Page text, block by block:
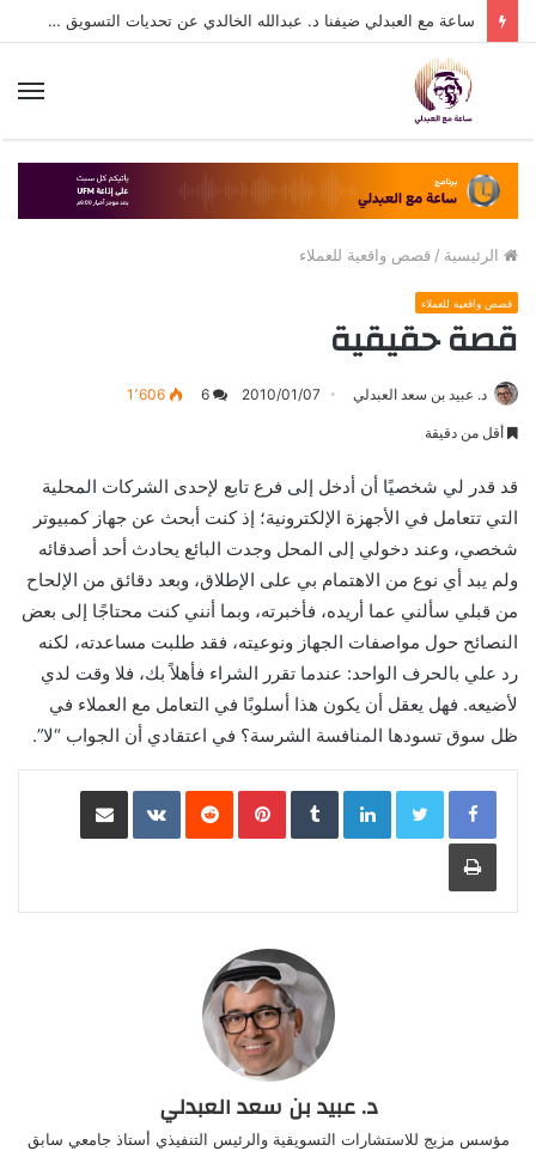
ساعة مع العبدلي ضيفنا د. عبدالله الخالدي عن تحديات التسويق في القطاع الثالث مع د. عبيد العبدلي
الرئيسية / قصص واقعية للعملاء
قصص واقعية للعملاء
قصة حقيقية
د. عبيد بن سعد العبدلي 2010/01/07
6 1٬606
أقل من دقيقة
قد قدر لي شخصيًا أن أدخل إلى فرع تابع لإحدى الشركات المحلية
التي تتعامل في الأجهزة الإلكترونية؛ إذ كنت أبحث عن جهاز كمبيوتر
شخصي، وعند دخولي إلى المحل وجدت البائع يحادث أحد أصدقائه
ولم يبد أي نوع من الاهتمام بي على الإطلاق، وبعد دقائق من الإلحاح
من قبلي سألني عما أريده، فأخبرته، وبما أنني كنت محتاجًا إلى بعض
النصائح حول مواصفات الجهاز ونوعيته، فقد طلبت مساعدته، لكنه
رد علي بالحرف الواحد: عندما تقرر الشراء فأهلاً بك، فلا وقت لدي
لأضيعه. فهل يعقل أن يكون هذا أسلوبًا في التعامل مع العملاء في
ظل سوق تسودها المنافسة الشرسة؟ في اعتقادي أن الجواب “لا”‍‍.
LinkedIn
Pinterest مشاركة عبر البريد
طباعة
د. عبيد بن سعد العبدلي
مؤسس مزيج للاستشارات التسويقية والرئيس التنفيذي أستاذ جامعي سابق